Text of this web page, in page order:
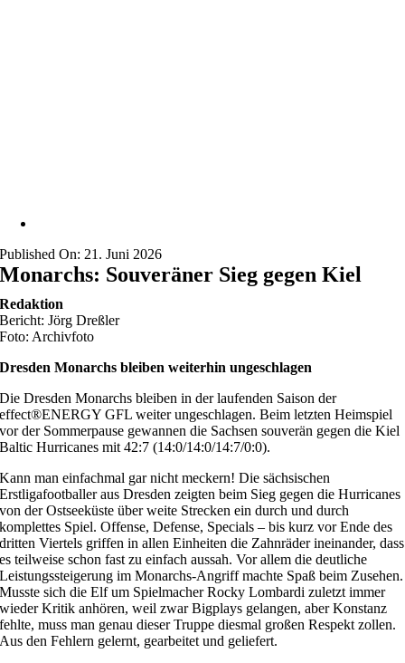
Published On: 21. Juni 2026
Monarchs: Souveräner Sieg gegen Kiel
Redaktion
Bericht: Jörg Dreßler
Foto: Archivfoto
Dresden Monarchs bleiben weiterhin ungeschlagen
Die Dresden Monarchs bleiben in der laufenden Saison der
effect®ENERGY GFL weiter ungeschlagen. Beim letzten Heimspiel
vor der Sommerpause gewannen die Sachsen souverän gegen die Kiel
Baltic Hurricanes mit 42:7 (14:0/14:0/14:7/0:0).
Kann man einfachmal gar nicht meckern! Die sächsischen
Erstligafootballer aus Dresden zeigten beim Sieg gegen die Hurricanes
von der Ostseeküste über weite Strecken ein durch und durch
komplettes Spiel. Offense, Defense, Specials – bis kurz vor Ende des
dritten Viertels griffen in allen Einheiten die Zahnräder ineinander, dass
es teilweise schon fast zu einfach aussah. Vor allem die deutliche
Leistungssteigerung im Monarchs-Angriff machte Spaß beim Zusehen.
Musste sich die Elf um Spielmacher Rocky Lombardi zuletzt immer
wieder Kritik anhören, weil zwar Bigplays gelangen, aber Konstanz
fehlte, muss man genau dieser Truppe diesmal großen Respekt zollen.
Aus den Fehlern gelernt, gearbeitet und geliefert.